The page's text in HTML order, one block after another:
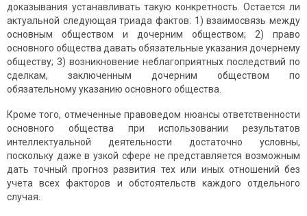
доказывания устанавливать такую конкретность. Остается ли
актуальной следующая триада фактов: 1) взаимосвязь между
основным обществом и дочерним обществом; 2) право
основного общества давать обязательные указания дочернему
обществу; 3) возникновение неблагоприятных последствий по
сделкам, заключенным дочерним обществом по
обязательному указанию основного общества.
Кроме того, отмеченные правоведом нюансы ответственности
основного общества при использовании результатов
интеллектуальной деятельности достаточно условны,
поскольку даже в узкой сфере не представляется возможным
дать точный прогноз развития тех или иных отношений без
учета всех факторов и обстоятельств каждого отдельного
случая.